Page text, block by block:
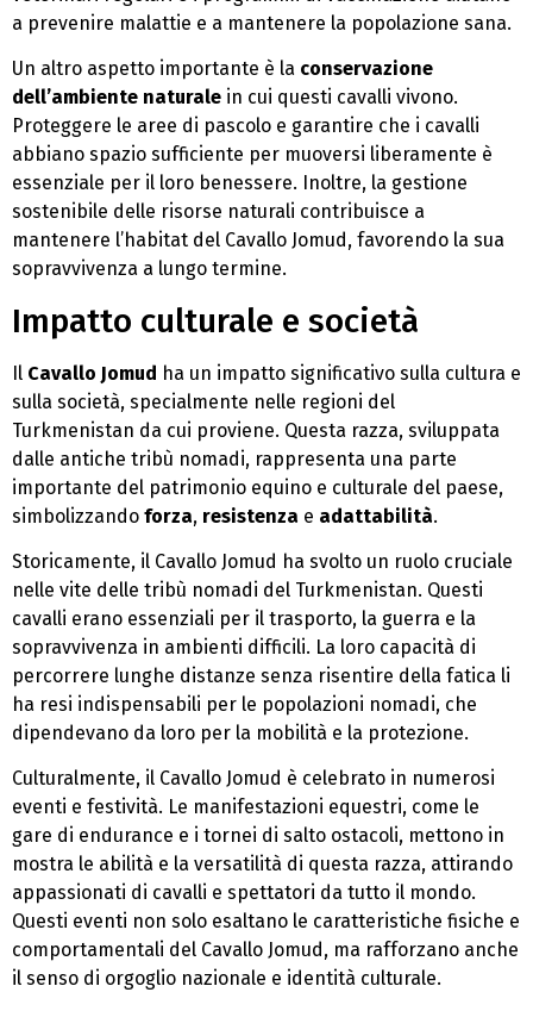
a prevenire malattie e a mantenere la popolazione sana.
Un altro aspetto importante è la conservazione
dell’ambiente naturale in cui questi cavalli vivono.
Proteggere le aree di pascolo e garantire che i cavalli
abbiano spazio sufficiente per muoversi liberamente è
essenziale per il loro benessere. Inoltre, la gestione
sostenibile delle risorse naturali contribuisce a
mantenere l’habitat del Cavallo Jomud, favorendo la sua
sopravvivenza a lungo termine.
Impatto culturale e società
Il Cavallo Jomud ha un impatto significativo sulla cultura e
sulla società, specialmente nelle regioni del
Turkmenistan da cui proviene. Questa razza, sviluppata
dalle antiche tribù nomadi, rappresenta una parte
importante del patrimonio equino e culturale del paese,
simbolizzando forza, resistenza e adattabilità.
Storicamente, il Cavallo Jomud ha svolto un ruolo cruciale
nelle vite delle tribù nomadi del Turkmenistan. Questi
cavalli erano essenziali per il trasporto, la guerra e la
sopravvivenza in ambienti difficili. La loro capacità di
percorrere lunghe distanze senza risentire della fatica li
ha resi indispensabili per le popolazioni nomadi, che
dipendevano da loro per la mobilità e la protezione.
Culturalmente, il Cavallo Jomud è celebrato in numerosi
eventi e festività. Le manifestazioni equestri, come le
gare di endurance e i tornei di salto ostacoli, mettono in
mostra le abilità e la versatilità di questa razza, attirando
appassionati di cavalli e spettatori da tutto il mondo.
Questi eventi non solo esaltano le caratteristiche fisiche e
comportamentali del Cavallo Jomud, ma rafforzano anche
il senso di orgoglio nazionale e identità culturale.